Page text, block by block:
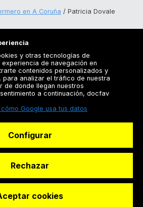
en A Coruña
Patricia Dovale
Registrarse
Technologies S.L
y otras tecnologías de
de navegación en
contenidos personalizados y
para analizar el tráfico de nuestra
de donde llegan nuestros
a continuación, docfav
Google usa tus datos
Configurar
Rechazar
cookies